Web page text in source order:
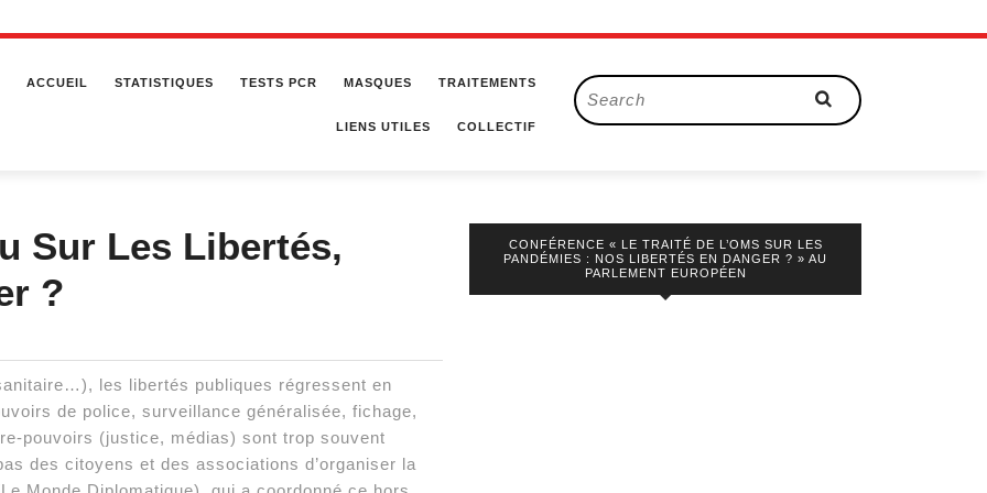
ACCUEIL STATISTIQUES TESTS PCR MASQUES TRAITEMENTS
LIENS UTILES COLLECTIF
Search
for:
Sur Les Libertés,
?
les libertés publiques régressent en
de police, surveillance généralisée, fichage,
pouvoirs (justice, médias) sont trop souvent
des citoyens et des associations d’organiser la
CONFÉRENCE « LE TRAITÉ DE L’OMS SUR LES
PANDÉMIES : NOS LIBERTÉS EN DANGER ? » AU
PARLEMENT EUROPÉEN